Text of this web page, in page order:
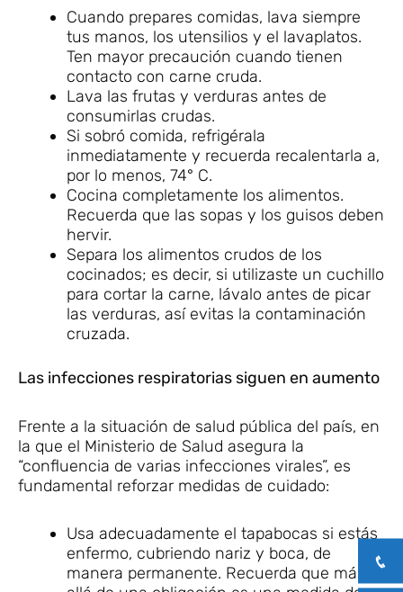
Cuando prepares comidas, lava siempre
tus manos, los utensilios y el lavaplatos.
Ten mayor precaución cuando tienen
contacto con carne cruda.
Lava las frutas y verduras antes de
consumirlas crudas.
Si sobró comida, refrigérala
inmediatamente y recuerda recalentarla a,
por lo menos, 74° C.
Cocina completamente los alimentos.
Recuerda que las sopas y los guisos deben
hervir.
Separa los alimentos crudos de los
cocinados; es decir, si utilizaste un cuchillo
para cortar la carne, lávalo antes de picar
las verduras, así evitas la contaminación
cruzada.
Las infecciones respiratorias siguen en aumento
Frente a la situación de salud pública del país, en
la que el Ministerio de Salud asegura la
“confluencia de varias infecciones virales”, es
fundamental reforzar medidas de cuidado:
Usa adecuadamente el tapabocas si estás
enfermo, cubriendo nariz y boca, de
manera permanente. Recuerda que más